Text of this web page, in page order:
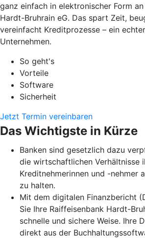
ganz einfach in elektronischer Form
Hardt-Bruhrain eG. Das spart Zeit,
vereinfacht Kreditprozesse – ein
Unternehmen.
So geht's
Vorteile
Software
Sicherheit
Jetzt Termin vereinbaren
Das Wichtigste in Kürze
Banken sind gesetzlich dazu
die wirtschaftlichen Verhältnisse
Kreditnehmerinnen und -nehmer
zu halten.
Mit dem digitalen Finanzbericht
Sie Ihre Raiffeisenbank Hardt-
schnelle und sichere Weise. Ihre
direkt aus der